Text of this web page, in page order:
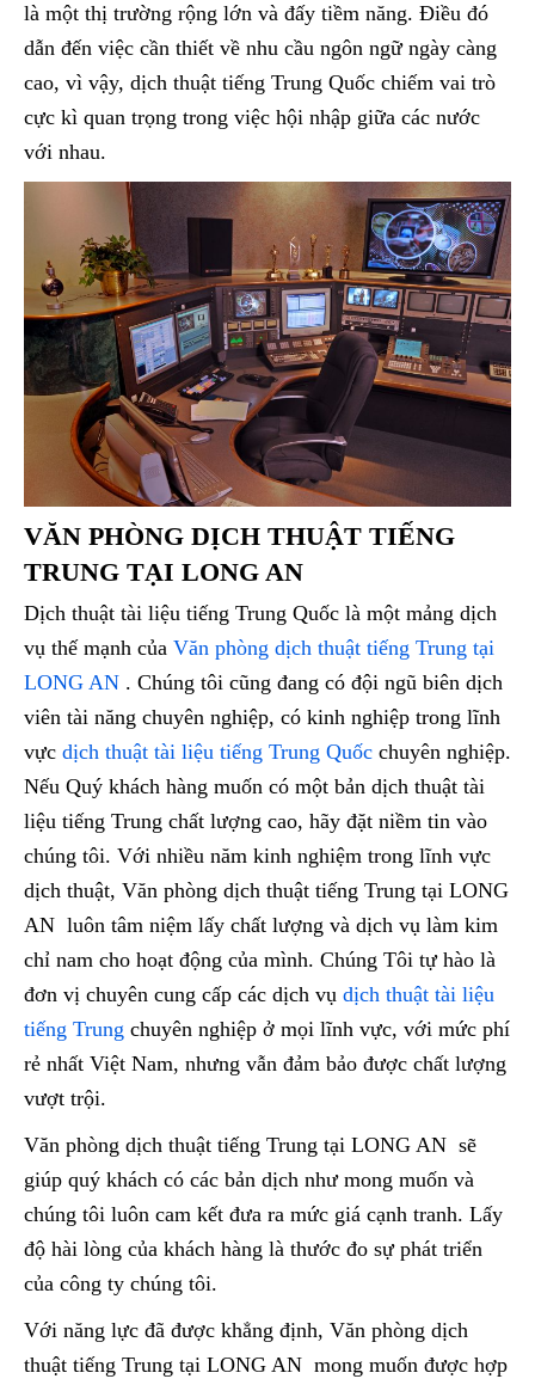
là một thị trường rộng lớn và đấy tiềm năng. Điều đó
dẫn đến việc cần thiết về nhu cầu ngôn ngữ ngày càng
cao, vì vậy, dịch thuật tiếng Trung Quốc chiếm vai trò
cực kì quan trọng trong việc hội nhập giữa các nước
với nhau.
VĂN PHÒNG DỊCH THUẬT TIẾNG
TRUNG TẠI LONG AN
Dịch thuật tài liệu tiếng Trung Quốc là một mảng dịch
vụ thế mạnh của Văn phòng dịch thuật tiếng Trung tại
LONG AN . Chúng tôi cũng đang có đội ngũ biên dịch
viên tài năng chuyên nghiệp, có kinh nghiệp trong lĩnh
vực dịch thuật tài liệu tiếng Trung Quốc chuyên nghiệp.
Nếu Quý khách hàng muốn có một bản dịch thuật tài
liệu tiếng Trung chất lượng cao, hãy đặt niềm tin vào
chúng tôi. Với nhiều năm kinh nghiệm trong lĩnh vực
dịch thuật, Văn phòng dịch thuật tiếng Trung tại LONG
AN luôn tâm niệm lấy chất lượng và dịch vụ làm kim
chỉ nam cho hoạt động của mình. Chúng Tôi tự hào là
đơn vị chuyên cung cấp các dịch vụ dịch thuật tài liệu
tiếng Trung chuyên nghiệp ở mọi lĩnh vực, với mức phí
rẻ nhất Việt Nam, nhưng vẫn đảm bảo được chất lượng
vượt trội.
Văn phòng dịch thuật tiếng Trung tại LONG AN sẽ
giúp quý khách có các bản dịch như mong muốn và
chúng tôi luôn cam kết đưa ra mức giá cạnh tranh. Lấy
độ hài lòng của khách hàng là thước đo sự phát triển
của công ty chúng tôi.
Với năng lực đã được khẳng định, Văn phòng dịch
thuật tiếng Trung tại LONG AN mong muốn được hợp